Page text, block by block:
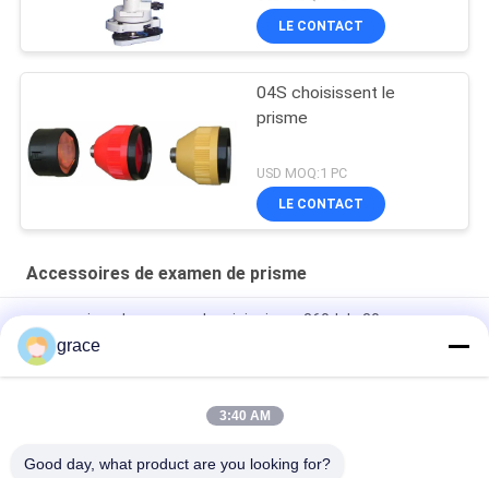
LE CONTACT
04S choisissent le
prisme
USD MOQ:1 PC
LE CONTACT
Accessoires de examen de prisme
accessoires de examen du mini prisme 360d de 30mm
Instrument d'enquête de prisme de la construction de routes
64mm
Accessoires de examen se reflétants multi de prisme des
grace
3:40 AM
Good day, what product are you looking for?